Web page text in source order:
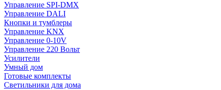
Управление SPI-DMX
Управление DALI
Кнопки и тумблеры
Управление KNX
Управление 0-10V
Управление 220 Вольт
Усилители
Умный дом
Готовые комплекты
Светильники для дома